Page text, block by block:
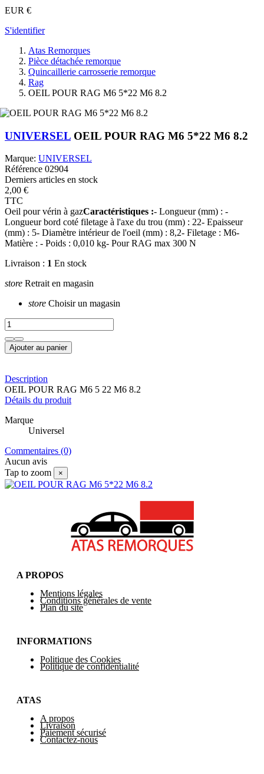
EUR €
S'identifier
Atas Remorques
Pièce détachée remorque
Quincaillerie carrosserie remorque
Rag
OEIL POUR RAG M6 5*22 M6 8.2
UNIVERSEL OEIL POUR RAG M6 5*22 M6 8.2
Marque: UNIVERSEL
Référence 02904
Derniers articles en stock
2,00 €
TTC
Oeil pour vérin à gazCaractéristiques :- Longueur (mm) : -
Longueur bord coté filetage à l'axe du trou (mm) : 22- Epaisseur
(mm) : 5- Diamètre intérieur de l'oeil (mm) : 8,2- Filetage : M6-
Matière : - Poids : 0,010 kg- Pour RAG max 300 N
Livraison : 1 En stock
store Retrait en magasin
store Choisir un magasin
Ajouter au panier
Description
OEIL POUR RAG M6 5 22 M6 8.2
Détails du produit
Marque
Universel
Commentaires (0)
Aucun avis
Tap to zoom
×
A PROPOS
Mentions légales
Conditions générales de vente
Plan du site
INFORMATIONS
Politique des Cookies
Politique de confidentialité
ATAS
A propos
Livraison
Paiement sécurisé
Contactez-nous